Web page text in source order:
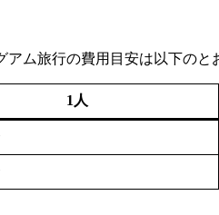
ム旅行の費用目安は以下のと
1人